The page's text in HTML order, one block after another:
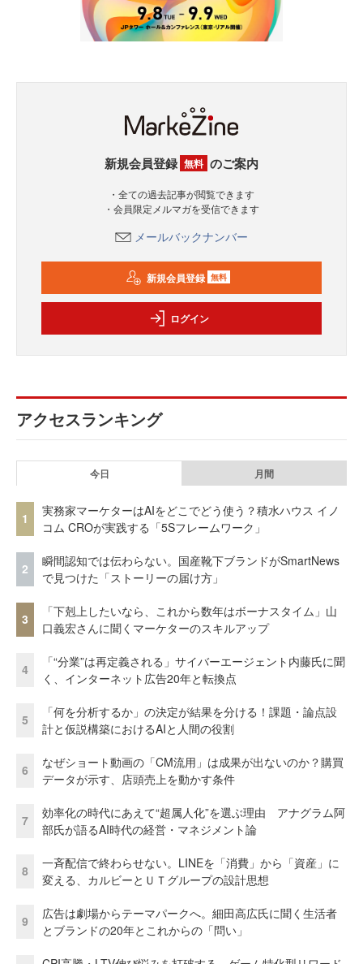
新規会員登録 無料 のご案内
・全ての過去記事が閲覧できます
・会員限定メルマガを受信できます
メールバックナンバー
新規会員登録 無料
ログイン
アクセスランキング
今日 月間
1
実務家マーケターはAIをどこでどう使う？積水ハウス イノ
コム CROが実践する「5Sフレームワーク」
2
瞬間認知では伝わらない。国産靴下ブランドがSmartNews
で見つけた「ストーリーの届け方」
3
「下剋上したいなら、これから数年はボーナスタイム」山
口義宏さんに聞くマーケターのスキルアップ
4
「“分業”は再定義される」サイバーエージェント内藤氏に聞
く、インターネット広告20年と転換点
5
「何を分析するか」の決定が結果を分ける！課題・論点設
計と仮説構築におけるAIと人間の役割
6
なぜショート動画の「CM流用」は成果が出ないのか？購買
データが示す、店頭売上を動かす条件
7
効率化の時代にあえて“超属人化”を選ぶ理由 アナグラム阿
部氏が語るAI時代の経営・マネジメント論
8
一斉配信で終わらせない。LINEを「消費」から「資産」に
変える、カルビーとＵＴグループの設計思想
9
広告は劇場からテーマパークへ。細田高広氏に聞く生活者
とブランドの20年とこれからの「問い」